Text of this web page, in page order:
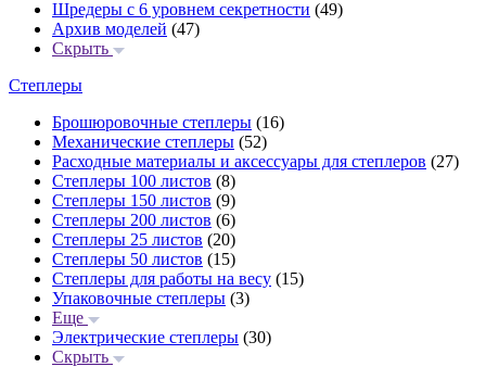
Шредеры с 6 уровнем секретности (49)
Архив моделей (47)
Скрыть
Степлеры
Брошюровочные степлеры (16)
Механические степлеры (52)
Расходные материалы и аксессуары для степлеров (27)
Степлеры 100 листов (8)
Степлеры 150 листов (9)
Степлеры 200 листов (6)
Степлеры 25 листов (20)
Степлеры 50 листов (15)
Степлеры для работы на весу (15)
Упаковочные степлеры (3)
Еще
Электрические степлеры (30)
Скрыть